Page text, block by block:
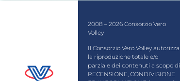
2008 – 2026 Consorzio Vero
Volley
Il Consorzio Vero Volley autorizza
la riproduzione totale e/o
parziale dei contenuti a scopo di
RECENSIONE, CONDIVISIONE